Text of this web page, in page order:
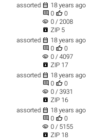
assorted  18 years ago
 0  0
visibility 0 / 2008
 ZIP 5
assorted  18 years ago
 0  0
visibility 0 / 4097
 ZIP 17
assorted  18 years ago
 0  0
visibility 0 / 3931
 ZIP 16
assorted  18 years ago
 0  0
visibility 0 / 5155
 ZIP 18